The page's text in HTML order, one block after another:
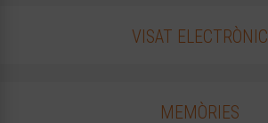
VISAT ELECTRÒNIC
MEMÒRIES